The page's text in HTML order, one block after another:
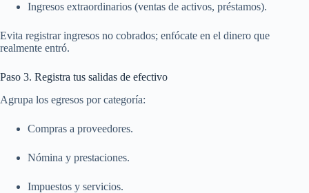
Ingresos extraordinarios (ventas de activos, préstamos).
Evita registrar ingresos no cobrados; enfócate en el dinero que
realmente entró.
Paso 3. Registra tus salidas de efectivo
Agrupa los egresos por categoría:
Compras a proveedores.
Nómina y prestaciones.
Impuestos y servicios.